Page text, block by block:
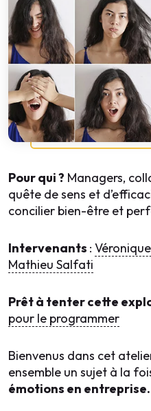
Pour qui ? Managers,
quête de sens et
concilier bien-être et
Intervenants :
Mathieu Salfati
Prêt à tenter cette
pour le programmer
Bienvenus dans cet
ensemble un sujet à la
émotions en entreprise.